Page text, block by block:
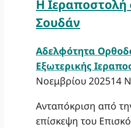
Η Ιεραποστολή
Σουδάν
Αδελφότητα
Εξωτερικής
Νοεμβρίου 202514
Ανταπόκριση από
επίσκεψη του